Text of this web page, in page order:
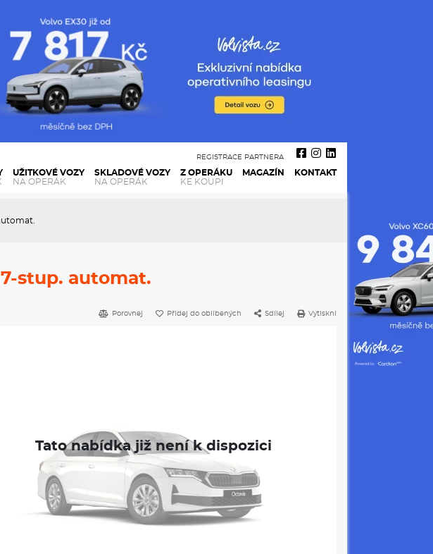
UŽITKOVÉ VOZY
NA OPERÁK
SKLADOVÉ VOZY
NA OPERÁK
Z OPERÁKU
KE KOUPI
MAGAZÍN KONTAKT
REGISTRACE PARTNERA
7-stup. automat.
Porovnej Přidej do oblíbených Sdílej Vytiskni